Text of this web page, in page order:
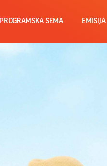
PROGRAMSKA ŠEMA EMISIJA